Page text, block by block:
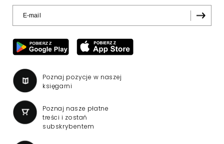
Poznaj pozycje w naszej
księgarni
Poznaj nasze płatne
treści i zostań
subskrybentem